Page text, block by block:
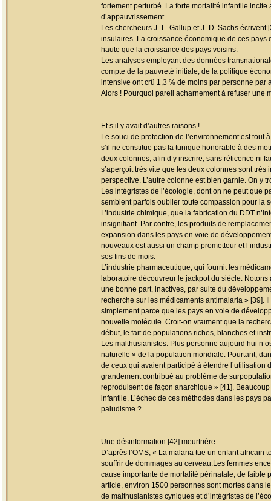
fortement perturbé. La forte mortalité infantile
d’appauvrissement.
Les chercheurs J.-L. Gallup et J.-D. Sachs
insulaires. La croissance économique de ces
haute que la croissance des pays voisins.
Les analyses employant des données
compte de la pauvreté initiale, de la politique
intensive ont crû 1,3 % de moins par personne
Alors ! Pourquoi pareil acharnement à refuser une
Et s’il y avait d’autres raisons !
Le souci de protection de l’environnement est
s’il ne constitue pas la tunique honorable à des
deux colonnes, afin d’y inscrire, sans réticence ni
s’aperçoit très vite que les deux colonnes sont
perspective. L’autre colonne est bien garnie. On y
Les intégristes de l’écologie, dont on ne peut que
semblent parfois oublier toute compassion pour la
L’industrie chimique, que la fabrication du DDT
insignifiant. Par contre, les produits de
expansion dans les pays en voie de
nouveaux est aussi un champ prometteur et
ses fins de mois.
L’industrie pharmaceutique, qui fournit les
laboratoire découvreur le jackpot du siècle.
une bonne part, inactives, par suite du
recherche sur les médicaments antimalaria » [39].
simplement parce que les pays en voie de
nouvelle molécule. Croit-on vraiment que la
début, le fait de populations riches, blanches et
Les malthusianistes. Plus personne aujourd’hui
naturelle » de la population mondiale. Pourtant,
de ceux qui avaient participé à étendre l’utilisation
grandement contribué au problème de
reproduisent de façon anarchique » [41].
infantile. L’échec de ces méthodes dans les pays
paludisme ?
Une désinformation [42] meurtrière
D’après l’OMS, « La malaria tue un enfant
souffrir de dommages au cerveau.Les femmes
cause importante de mortalité périnatale, de faible
article, environ 1500 personnes sont mortes dans
de malthusianistes cyniques et d’intégristes de